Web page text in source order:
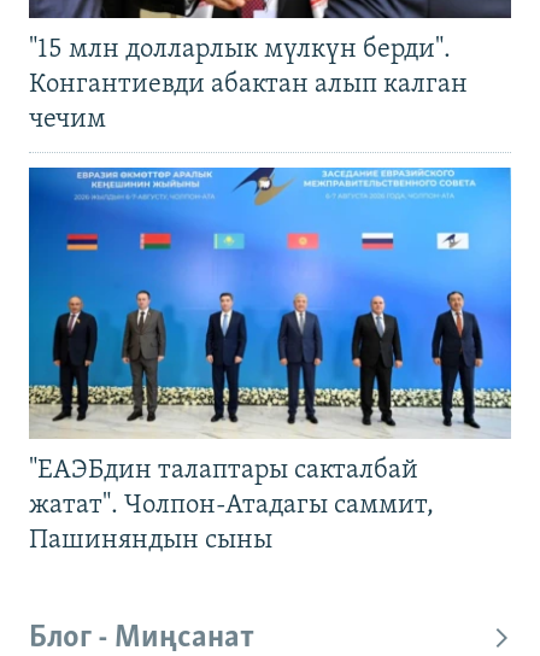
"15 млн долларлык мүлкүн берди".
Конгантиевди абактан алып калган
чечим
"ЕАЭБдин талаптары сакталбай
жатат". Чолпон-Атадагы саммит,
Пашиняндын сыны
Блог - Миңсанат